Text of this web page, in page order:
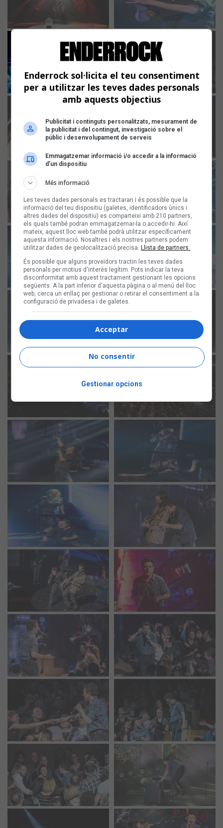
Enderrock sol·licita el teu consentiment
per a utilitzar les teves dades personals
amb aquests objectius
Publicitat i continguts personalitzats, mesurament de
la publicitat i del contingut, investigació sobre el
públic i desenvolupament de serveis
Emmagatzemar informació i/o accedir a la informació
d’un dispositiu
Més informació
Les teves dades personals es tractaran i és possible que la
informació del teu dispositiu (galetes, identificadors únics i
altres dades del dispositiu) es comparteixi amb 210 partners,
els quals també podran emmagatzemar-la o accedir-hi. Així
mateix, aquest lloc web també podrà utilitzar específicament
aquesta informació. Nosaltres i els nostres partners podem
utilitzar dades de geolocalització precisa. Llista de partners.
És possible que alguns proveïdors tractin les teves dades
personals per motius d'interès legítim. Pots indicar la teva
disconformitat amb aquest tractament gestionant les opcions
següents. A la part inferior d'aquesta pàgina o al menú del lloc
web, cerca un enllaç per gestionar o retirar el consentiment a la
configuració de privadesa i de galetes.
Acceptar
No consentir
Gestionar opcions